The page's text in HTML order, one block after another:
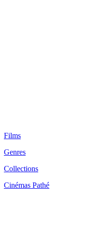
Films
Genres
Collections
Cinémas Pathé